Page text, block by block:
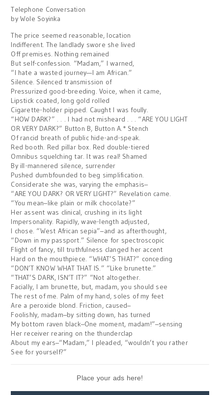
Telephone Conversation
by Wole Soyinka
The price seemed reasonable, location
Indifferent. The landlady swore she lived
Off premises. Nothing remained
But self-confession. “Madam,” I warned,
“I hate a wasted journey—I am African.”
Silence. Silenced transmission of
Pressurized good-breeding. Voice, when it came,
Lipstick coated, long gold rolled
Cigarette-holder pipped. Caught I was foully.
“HOW DARK?” . . . I had not misheard . . . “ARE YOU LIGHT
OR VERY DARK?” Button B, Button A.* Stench
Of rancid breath of public hide-and-speak.
Red booth. Red pillar box. Red double-tiered
Omnibus squelching tar. It was real! Shamed
By ill-mannered silence, surrender
Pushed dumbfounded to beg simplification.
Considerate she was, varying the emphasis–
“ARE YOU DARK? OR VERY LIGHT?” Revelation came.
“You mean–like plain or milk chocolate?”
Her assent was clinical, crushing in its light
Impersonality. Rapidly, wave-length adjusted,
I chose. “West African sepia”–and as afterthought,
“Down in my passport.” Silence for spectroscopic
Flight of fancy, till truthfulness clanged her accent
Hard on the mouthpiece. “WHAT’S THAT?” conceding
“DON’T KNOW WHAT THAT IS.” “Like brunette.”
“THAT’S DARK, ISN’T IT?” “Not altogether.
Facially, I am brunette, but, madam, you should see
The rest of me. Palm of my hand, soles of my feet
Are a peroxide blond. Friction, caused–
Foolishly, madam–by sitting down, has turned
My bottom raven black–One moment, madam!”–sensing
Her receiver rearing on the thunderclap
About my ears–“Madam,” I pleaded, “wouldn’t you rather
See for yourself?”
Place your ads here!